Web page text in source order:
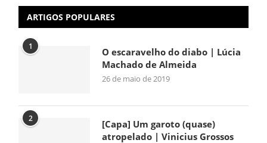
ARTIGOS POPULARES
1
O escaravelho do diabo | Lúcia
Machado de Almeida
26 de maio de 2019
2
[Capa] Um garoto (quase)
atropelado | Vinicius Grossos